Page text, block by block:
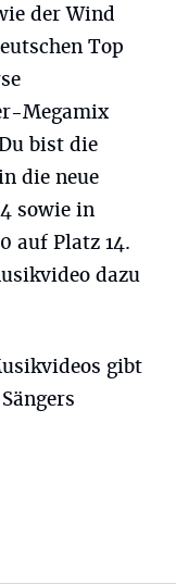
der Wind
Top
Megamix
bist die
die neue
sowie in
auf Platz 14.
dazu
gibt